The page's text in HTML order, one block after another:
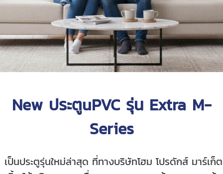
New ประตูuPVC รุ่น Extra M-
Series
เป็นประตูรุ่นใหม่ล่าสุด ที่ทางบริษัทโฮม โปรดักส์ มาร์เก็ต